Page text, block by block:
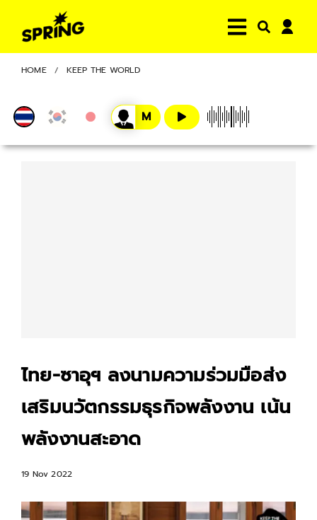
HOME KEEP THE WORLD
ไทย-ซาอุฯ ลงนามความร่วมมือส่ง
เสริมนวัตกรรมธุรกิจพลังงาน เน้น
พลังงานสะอาด
19 Nov 2022